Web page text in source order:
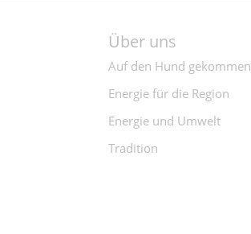
Über uns
Auf den Hund gekommen
Energie für die Region
Energie und Umwelt
Tradition